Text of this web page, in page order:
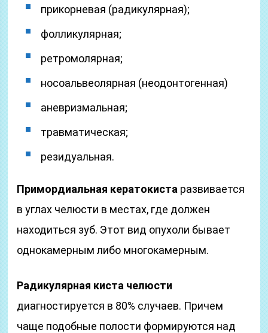
прикорневая (радикулярная);
фолликулярная;
ретромолярная;
носоальвеолярная (неодонтогенная)
аневризмальная;
травматическая;
резидуальная.
Примордиальная кератокиста развивается
в углах челюсти в местах, где должен
находиться зуб. Этот вид опухоли бывает
однокамерным либо многокамерным.
Радикулярная киста челюсти
диагностируется в 80% случаев. Причем
чаще подобные полости формируются над